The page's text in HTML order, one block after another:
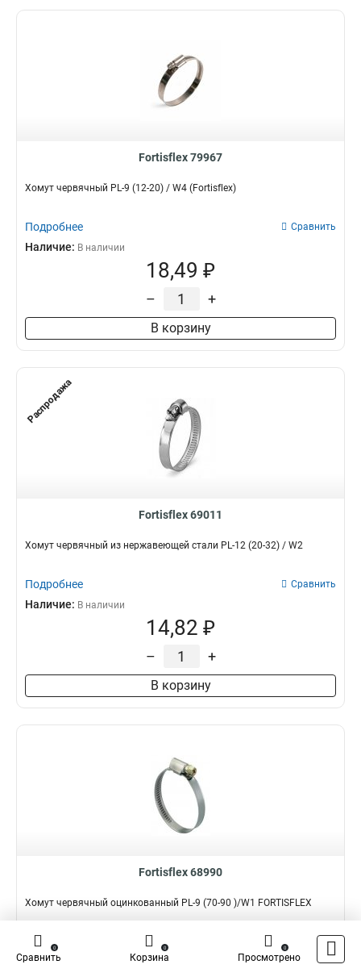
Fortisflex 79967
Хомут червячный PL-9 (12-20) / W4 (Fortisflex)
Подробнее Сравнить
Наличие: В наличии
18,49 ₽
– +
В корзину
Распродажа
Fortisflex 69011
Хомут червячный из нержавеющей стали PL-12 (20-32) / W2
Подробнее Сравнить
Наличие: В наличии
14,82 ₽
– +
В корзину
Fortisflex 68990
Хомут червячный оцинкованный PL-9 (70-90 )/W1 FORTISFLEX
Подробнее Сравнить
Наличие:
Сравнить
0
Корзина
0
Просмотрено
0